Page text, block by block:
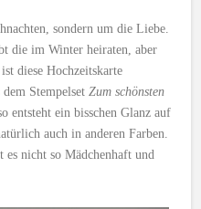
sondern um die Liebe.
die im Winter heiraten, aber
diese Hochzeitskarte
dem StempelsetZum schönsten
entsteht ein bisschen Glanz auf
auch in anderen Farben.
es nicht so Mädchenhaft und